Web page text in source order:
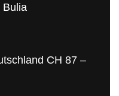
Bulia
CH 87 –